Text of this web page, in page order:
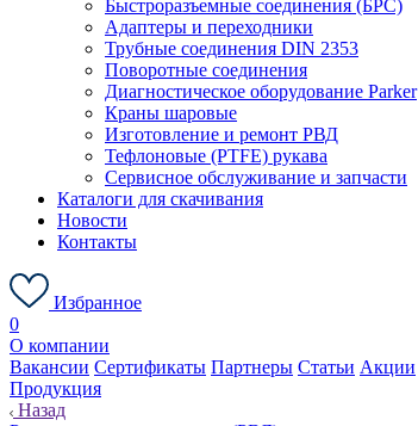
Быстроразъемные соединения (БРС)
Адаптеры и переходники
Трубные соединения DIN 2353
Поворотные соединения
Диагностическое оборудование Parker
Краны шаровые
Изготовление и ремонт РВД
Тефлоновые (PTFE) рукава
Сервисное обслуживание и запчасти
Каталоги для скачивания
Новости
Контакты
Избранное
0
О компании
Вакансии Сертификаты Партнеры Статьи Акции
Продукция
Назад